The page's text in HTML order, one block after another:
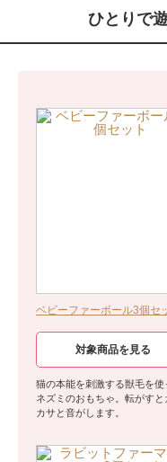
ひとりで
ベビーファーボール3個セ
対象商品を見る
猫の本能を刺激する獣毛を使
ネズミのおもちゃ。転がすと
カサと音がします。